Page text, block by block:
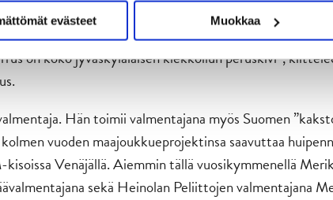
evästeet Muokkaa
tuottaa vuodesta toiseen laadukkaita pelaajia JYPin
alkava ja pikkujunnujen vanhempien talkootyöllä
on koko jyväskyläläisen kiekkoilun peruskivi”,
Hän toimii valmentajana myös Suomen
vuoden maajoukkueprojektinsa saavuttaa
Venäjällä. Aiemmin tällä vuosikymmenellä
sekä Heinolan Peliittojen valmentajana